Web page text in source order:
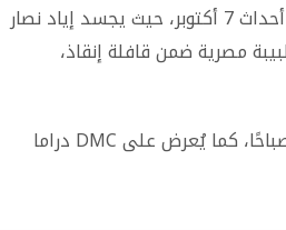
مسلسل "صحاب الأرض" يتناول القضايا الإنسانية المؤثرة في غزة بعد أحداث 7 أكتوبر، حيث يجسد إياد نصار
مصرية ضمن قافلة إنقاذ،
يُعرض المسلسل على قناة DMC في الحادية عشرة مساءً، وإعادتها صباحًا، كما يُعرض على DMC دراما